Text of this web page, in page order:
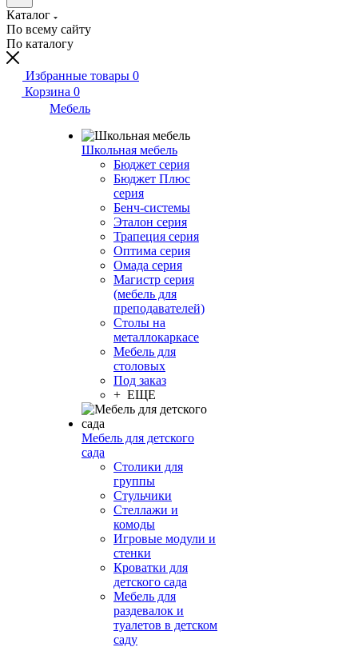
Каталог
По всему сайту
По каталогу
Избранные товары 0
Корзина 0
Мебель
Школьная мебель
Бюджет серия
Бюджет Плюс
серия
Бенч-системы
Эталон серия
Трапеция серия
Оптима серия
Омада серия
Магистр серия
(мебель для
преподавателей)
Столы на
металлокаркасе
Мебель для
столовых
Под заказ
+ ЕЩЕ
Мебель для детского
сада
Столики для
группы
Стульчики
Стеллажи и
комоды
Игровые модули и
стенки
Кроватки для
детского сада
Мебель для
раздевалок и
туалетов в детском
саду